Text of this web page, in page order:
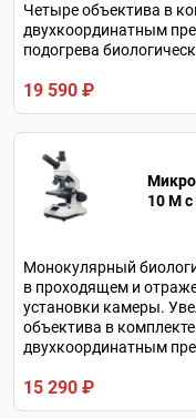
Четыре объектива в
двухкоординатным
подогрева
19 590 ₽
10 M
Монокулярный
в проходящем и
установки камеры.
объектива в
двухкоординатным
аккумулятора или от
15 290 ₽